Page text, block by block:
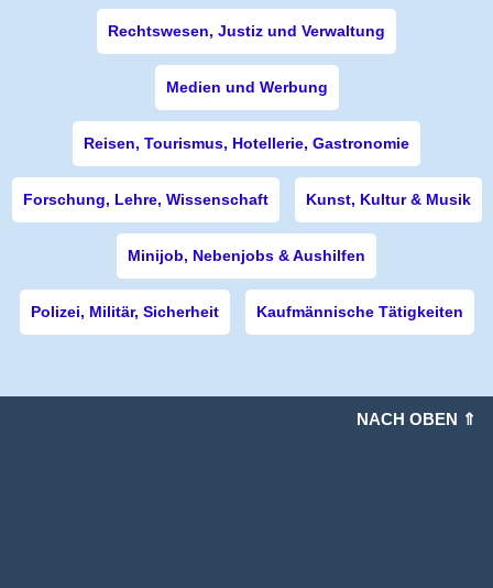
Rechtswesen, Justiz und Verwaltung
Medien und Werbung
Reisen, Tourismus, Hotellerie, Gastronomie
Forschung, Lehre, Wissenschaft Kunst, Kultur & Musik
Minijob, Nebenjobs & Aushilfen
Polizei, Militär, Sicherheit Kaufmännische Tätigkeiten
NACH OBEN ⇑